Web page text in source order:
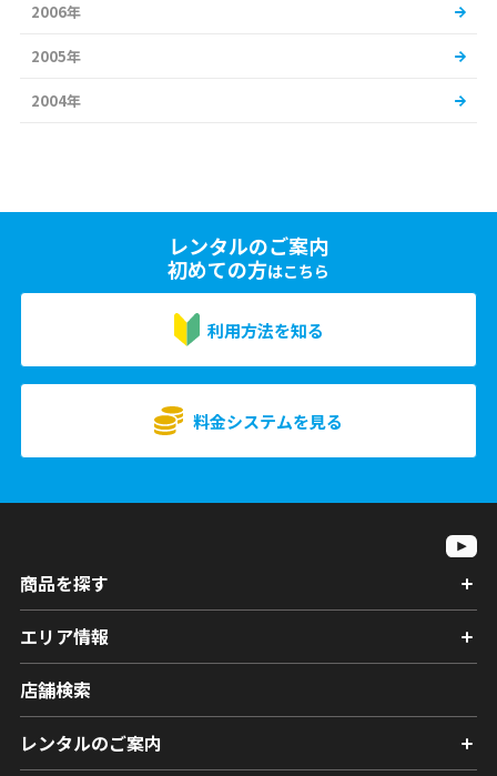
2006年
2005年
2004年
レンタルのご案内
初めての方はこちら
利用方法を知る
料金システムを見る
商品を探す
エリア情報
店舗検索
レンタルのご案内